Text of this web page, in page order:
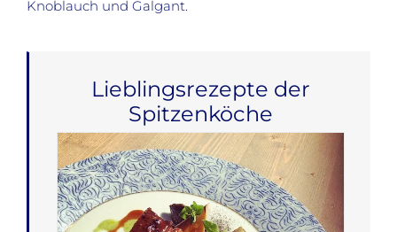
Knoblauch und Galgant.
Lieblingsrezepte der
Spitzenköche